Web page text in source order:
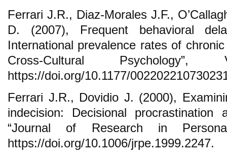
Ferrari J.R., Diaz-Morales J.F.,
D. (2007), Frequent behavioral
International prevalence rates of
Cross-Cultural
https://doi.org/10.1177/
Ferrari J.R., Dovidio J. (2000),
indecision: Decisional procrastination
“Journal of Research in
https://doi.org/10.1006/jrpe.1999.2247.